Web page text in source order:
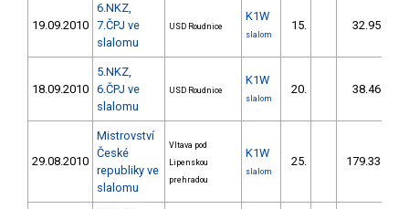
19.09.2010
6.NKZ,
7.ČPJ ve
slalomu
USD Roudnice
K1W
slalom
15. 32.95
18.09.2010
5.NKZ,
6.ČPJ ve
slalomu
USD Roudnice
K1W
slalom
20. 38.46
29.08.2010
Mistrovství
České
republiky ve
slalomu
Vltava pod
Lipenskou
prehradou
K1W
slalom
25. 179.33